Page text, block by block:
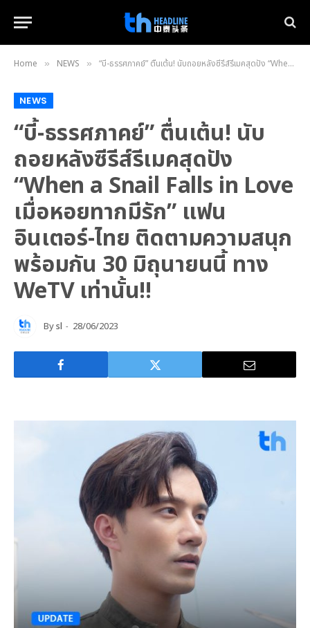
Home » NEWS » “บี้-ธรรศภาคย์” ตื่นเต้น! นับถอยหลังซีรีส์รีเมคสุดปัง “When a Snail Falls in Love เมื่อหอยทากมีรัก” แฟนอินเตอร์-ไทย ติดตามความสนุกพร้อมกัน 30 มิถุนายนนี้ ทาง WeTV เท่านั้น!!
NEWS
“บี้-ธรรศภาคย์” ตื่นเต้น! นับ
ถอยหลังซีรีส์รีเมคสุดปัง
“When a Snail Falls in Love
เมื่อหอยทากมีรัก” แฟน
อินเตอร์-ไทย ติดตามความสนุก
พร้อมกัน 30 มิถุนายนนี้ ทาง
WeTV เท่านั้น!!
Bysl 28/06/2023